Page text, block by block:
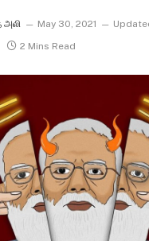
அலி May 30, 2021
2 Mins Read